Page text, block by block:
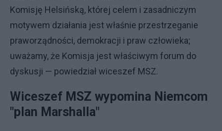
Komisję Helsińską, której celem i zasadniczym
motywem działania jest właśnie przestrzeganie
praworządności, demokracji i praw człowieka;
uważamy, że Komisja jest właściwym forum do
dyskusji — powiedział wiceszef MSZ.
Wiceszef MSZ wypomina Niemcom
"plan Marshalla"